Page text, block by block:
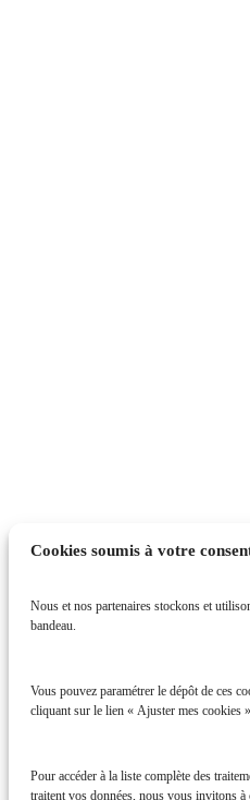
Cookies soumis à votre
Nous et nos partenaires stockons et
bandeau.
Vous pouvez paramétrer le dépôt de ces
cliquant sur le lien « Ajuster mes cookies
Pour accéder à la liste complète des
traitent vos données, nous vous invitons